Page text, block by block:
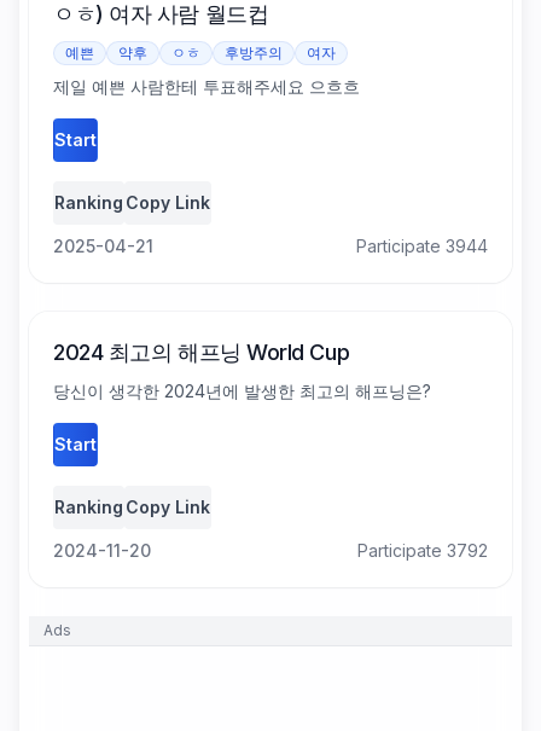
ㅇㅎ) 여자 사람 월드컵
예쁜 약후 ㅇㅎ 후방주의 여자
제일 예쁜 사람한테 투표해주세요 으흐흐
Start
Ranking Copy Link
2025-04-21 Participate 3944
2024 최고의 해프닝 World Cup
당신이 생각한 2024년에 발생한 최고의 해프닝은?
Start
Ranking Copy Link
2024-11-20 Participate 3792
Ads